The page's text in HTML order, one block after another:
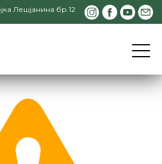
Лешјанина бр.12